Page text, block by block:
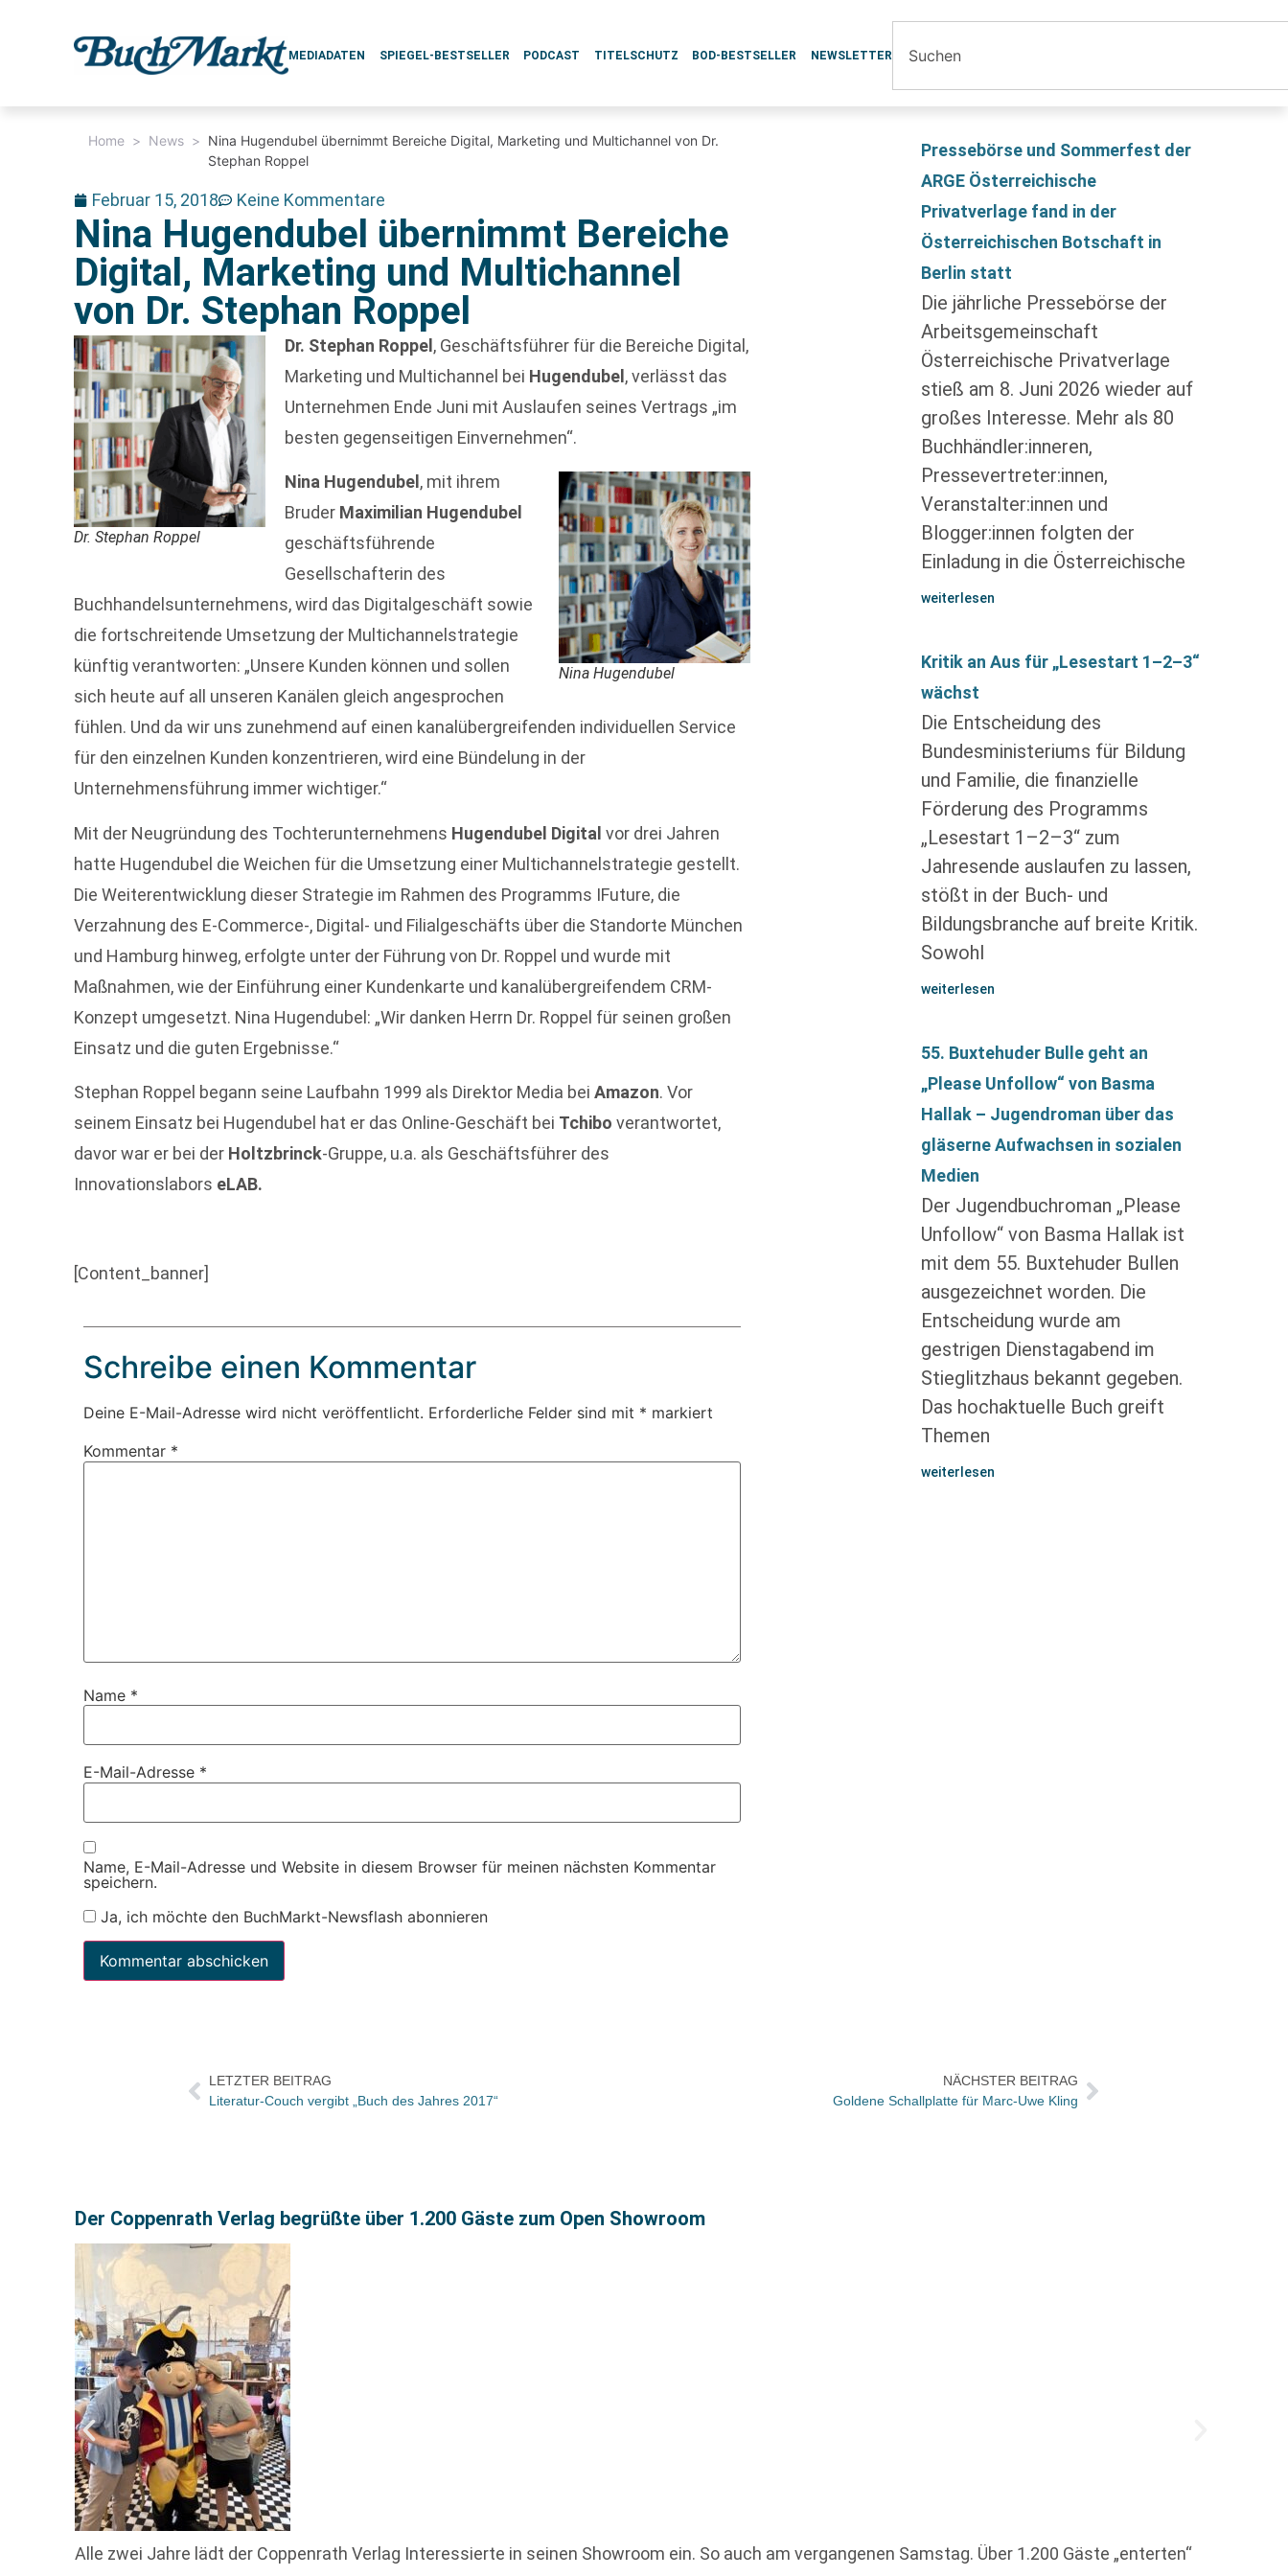
MEDIADATEN SPIEGEL-BESTSELLER PODCAST TITELSCHUTZ BOD-BESTSELLER NEWSLETTER
Home > News > Nina Hugendubel übernimmt Bereiche Digital, Marketing und Multichannel von Dr.
Stephan Roppel
Februar 15, 2018 Keine Kommentare
Nina Hugendubel übernimmt Bereiche
Digital, Marketing und Multichannel
von Dr. Stephan Roppel
Dr. Stephan Roppel
Dr. Stephan Roppel , Geschäftsführer für die Bereiche Digital,
Marketing und Multichannel bei Hugendubel , verlässt das
Unternehmen Ende Juni mit Auslaufen seines Vertrags „im
besten gegenseitigen Einvernehmen“.
Nina Hugendubel
Nina Hugendubel , mit ihrem
Bruder Maximilian Hugendubel
geschäftsführende
Gesellschafterin des
Buchhandelsunternehmens, wird das Digitalgeschäft sowie
die fortschreitende Umsetzung der Multichannelstrategie
künftig verantworten: „Unsere Kunden können und sollen
sich heute auf all unseren Kanälen gleich angesprochen
fühlen. Und da wir uns zunehmend auf einen kanalübergreifenden individuellen Service
für den einzelnen Kunden konzentrieren, wird eine Bündelung in der
Unternehmensführung immer wichtiger.“
Mit der Neugründung des Tochterunternehmens Hugendubel Digital vor drei Jahren
hatte Hugendubel die Weichen für die Umsetzung einer Multichannelstrategie gestellt.
Die Weiterentwicklung dieser Strategie im Rahmen des Programms IFuture, die
Verzahnung des E-Commerce-, Digital- und Filialgeschäfts über die Standorte München
und Hamburg hinweg, erfolgte unter der Führung von Dr. Roppel und wurde mit
Maßnahmen, wie der Einführung einer Kundenkarte und kanalübergreifendem CRM-
Konzept umgesetzt. Nina Hugendubel: „Wir danken Herrn Dr. Roppel für seinen großen
Einsatz und die guten Ergebnisse.“
Stephan Roppel begann seine Laufbahn 1999 als Direktor Media beiAmazon. Vor
seinem Einsatz bei Hugendubel hat er das Online-Geschäft bei Tchiboverantwortet,
davor war er bei der Holtzbrinck-Gruppe, u.a. als Geschäftsführer des
Innovationslabors eLAB.
[Content_banner]
Schreibe einen Kommentar
Deine E-Mail-Adresse wird nicht veröffentlicht. Erforderliche Felder sind mit * markiert
Kommentar *
Name *
E-Mail-Adresse *
Name, E-Mail-Adresse und Website in diesem Browser für meinen nächsten Kommentar
speichern.
Ja, ich möchte den BuchMarkt-Newsflash abonnieren
Pressebörse und Sommerfest der
ARGE Österreichische
Privatverlage fand in der
Österreichischen Botschaft in
Berlin statt
Die jährliche Pressebörse der
Arbeitsgemeinschaft
Österreichische Privatverlage
stieß am 8. Juni 2026 wieder auf
großes Interesse. Mehr als 80
Buchhändler:inneren,
Pressevertreter:innen,
Veranstalter:innen und
Blogger:innen folgten der
Einladung in die Österreichische
weiterlesen
Kritik an Aus für „Lesestart 1–2–3“
wächst
Die Entscheidung des
Bundesministeriums für Bildung
und Familie, die finanzielle
Förderung des Programms
„Lesestart 1–2–3“ zum
Jahresende auslaufen zu lassen,
stößt in der Buch- und
Bildungsbranche auf breite Kritik.
Sowohl
weiterlesen
55. Buxtehuder Bulle geht an
„Please Unfollow“ von Basma
Hallak – Jugendroman über das
gläserne Aufwachsen in sozialen
Medien
Der Jugendbuchroman „Please
Unfollow“ von Basma Hallak ist
mit dem 55. Buxtehuder Bullen
ausgezeichnet worden. Die
Entscheidung wurde am
gestrigen Dienstagabend im
Stieglitzhaus bekannt gegeben.
Das hochaktuelle Buch greift
Themen
weiterlesen
LETZTER BEITRAG
Literatur-Couch vergibt „Buch des Jahres 2017“
NÄCHSTER BEITRAG
Goldene Schallplatte für Marc-Uwe Kling
Der Coppenrath Verlag begrüßte über 1.200 Gäste zum Open Showroom
Alle zwei Jahre lädt der Coppenrath Verlag Interessierte in seinen Showroom ein. So auch am vergangenen Samstag. Über 1.200 Gäste „enterten“